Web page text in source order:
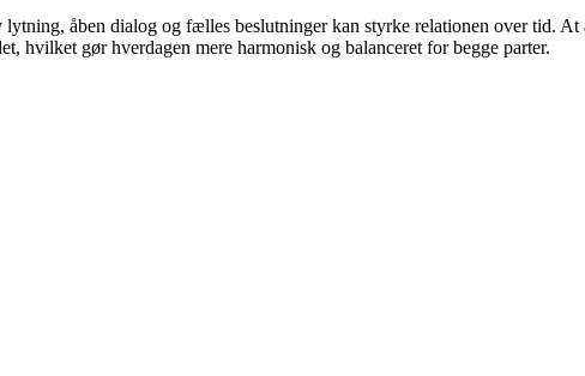
åben dialog og fælles beslutninger kan styrke relationen over tid.
hvilket gør hverdagen mere harmonisk og balanceret for begge parter.